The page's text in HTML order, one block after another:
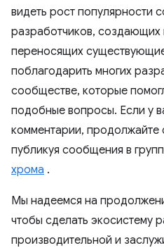
видеть рост популярности
разработчиков,
переносящих
поблагодарить многих
сообществе, которые
подобные вопросы. Если у
комментарии,
публикуя сообщения в
хрома .
Мы надеемся на
чтобы сделать экосистему
производительной и